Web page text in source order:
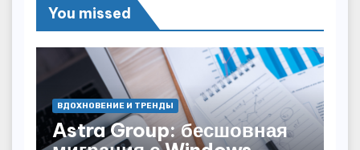
You missed
ВДОХНОВЕНИЕ И ТРЕНДЫ
Astra Group: бесшовная